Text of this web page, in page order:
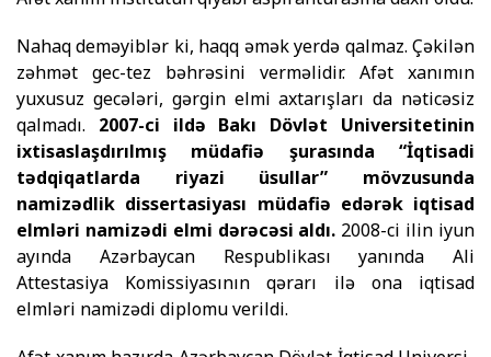
Nahaq deməyiblər ki, haqq əmək yerdə qalmaz. Çəkilən
zəhmət gec-tez bəhrəsini verməlidir. Afət xanımın
yuxusuz gecələri, gərgin elmi axtarışları da nəticəsiz
qalmadı. 2007-ci ildə Bakı Dövlət Universitetinin
ixtisaslaşdırılmış müdafiə şura­sında “İqtisadi
tədqiqatlarda riyazi üsullar” mövzusunda
namizədlik dissertasiyası müdafiə edərək iqtisad
elmləri nami­zədi elmi dərəcəsi aldı. 2008-ci ilin iyun
ayında Azərbaycan Respublikası yanında Ali
Attestasiya Komissiyasının qərarı ilə ona iqtisad
elmləri namizədi diplomu verildi.